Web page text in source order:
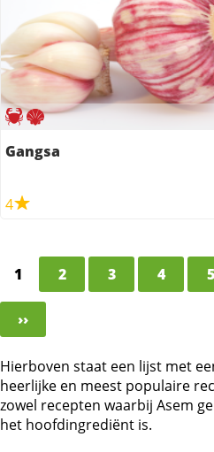
Gangsa
4
1 2 3 4 5
››
Hierboven staat een lijst met
heerlijke en meest populaire
zowel recepten waarbij Asem
het hoofdingrediënt is.